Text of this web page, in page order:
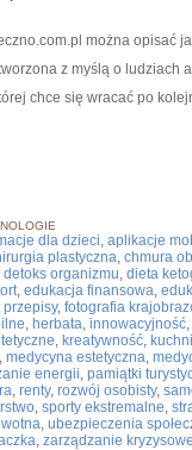
można opisać
z myślą o ludziach
chce się wracać po
dla dzieci, aplikacje
plastyczna, chmura
detoks organizmu, dieta
, edukacja finansowa,
przepisy, fotografia
, herbata, innowacyjność,
, kreatywność,
, medycyna estetyczna,
energii, pamiątki
, renty, rozwój osobisty,
, sporty ekstremalne,
, ubezpieczenia
, zarządzanie kryzysowe